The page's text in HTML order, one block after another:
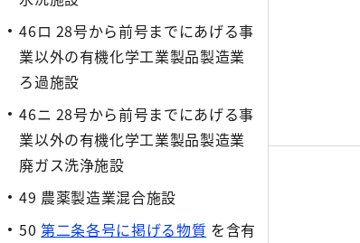
46ロ 28号から前号までにあげる事
業以外の有機化学工業製品製造業
ろ過施設
46ニ 28号から前号までにあげる事
業以外の有機化学工業製品製造業
廃ガス洗浄施設
49 農薬製造業混合施設
50第二条各号に掲げる物質 を含有